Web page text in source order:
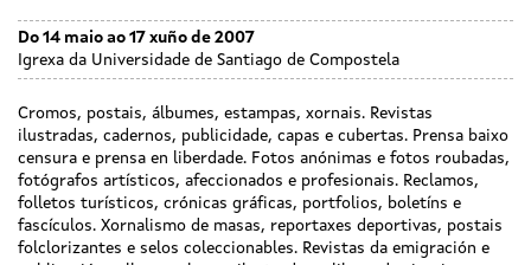
Do 14 maio ao 17 xuño de 2007
Igrexa da Universidade de Santiago de Compostela
Cromos, postais, álbumes, estampas, xornais. Revistas
ilustradas, cadernos, publicidade, capas e cubertas. Prensa baixo
censura e prensa en liberdade. Fotos anónimas e fotos roubadas,
fotógrafos artísticos, afeccionados e profesionais. Reclamos,
folletos turísticos, crónicas gráficas, portfolios, boletíns e
fascículos. Xornalismo de masas, reportaxes deportivas, postais
folclorizantes e selos coleccionables. Revistas da emigración e